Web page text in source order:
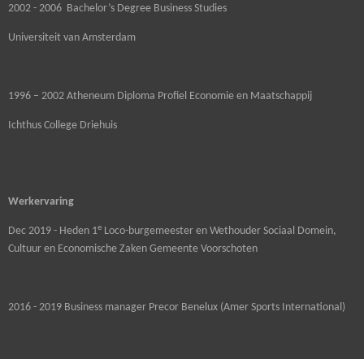
2002 - 2006 Bachelor’s Degree Business Studies
Universiteit van Amsterdam
1996 – 2002 Atheneum Diploma Profiel Economie en Maatschappij
Ichthus College Driehuis
Werkervaring
Dec 2019 - Heden 1e Loco-burgemeester en Wethouder Sociaal Domein,
Cultuur en Economische Zaken Gemeente Voorschoten
2016 - 2019 Business manager Precor Benelux (Amer Sports International)